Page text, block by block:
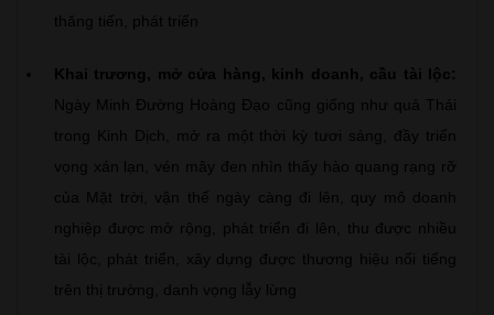
thăng tiến, phát triển
Khai trương, mở cửa hàng, kinh doanh, cầu tài lộc:
Ngày Minh Đường Hoàng Đạo cũng giống như quả Thái
trong Kinh Dịch, mở ra một thời kỳ tươi sáng, đầy triển
vọng xán lạn, vén mây đen nhìn thấy hào quang rạng rỡ
của Mặt trời, vận thế ngày càng đi lên, quy mô doanh
nghiệp được mở rộng, phát triển đi lên, thu được nhiều
tài lộc, phát triển, xây dựng được thương hiệu nổi tiếng
trên thị trường, danh vọng lẫy lừng